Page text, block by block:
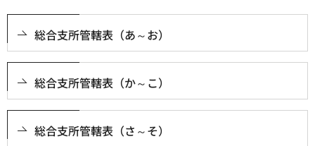
総合支所管轄表（あ～お）
総合支所管轄表（か～こ）
総合支所管轄表（さ～そ）